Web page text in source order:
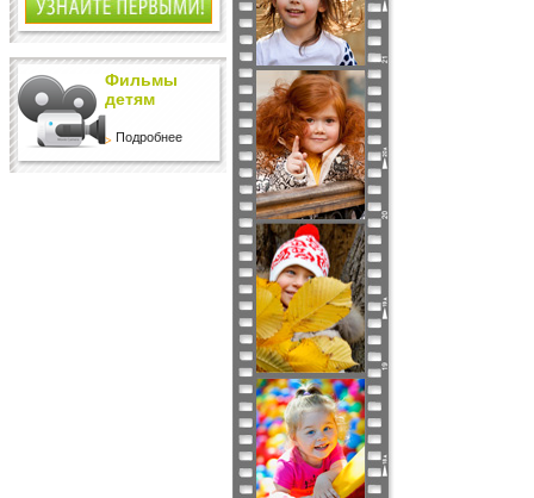
Фильмы
детям
Подробнее